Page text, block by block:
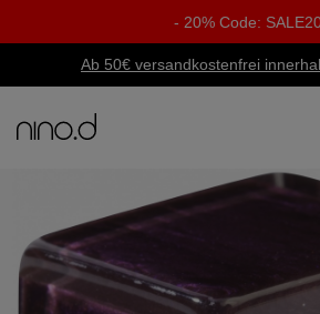
- 20% Code:
Ab 50€ versandkostenfrei